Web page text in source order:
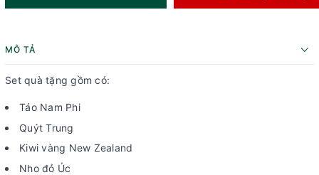
MÔ TẢ
Set quà tặng gồm có:
Táo Nam Phi
Quýt Trung
Kiwi vàng New Zealand
Nho đỏ Úc